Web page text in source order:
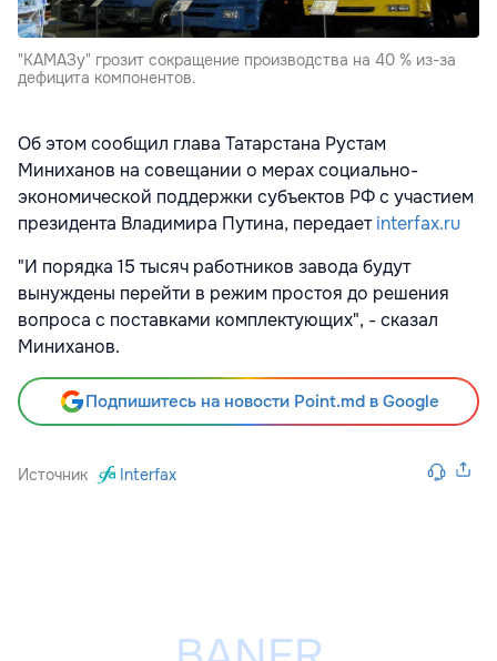
"КАМАЗу" грозит сокращение производства на 40 % из-за
дефицита компонентов.
Об этом сообщил глава Татарстана Рустам
Миниханов на совещании о мерах социально-
экономической поддержки субъектов РФ с участием
президента Владимира Путина, передаетinterfax.ru
"И порядка 15 тысяч работников завода будут
вынуждены перейти в режим простоя до решения
вопроса с поставками комплектующих", - сказал
Миниханов.
Подпишитесь на новости Point.md в Google
Источник Interfax